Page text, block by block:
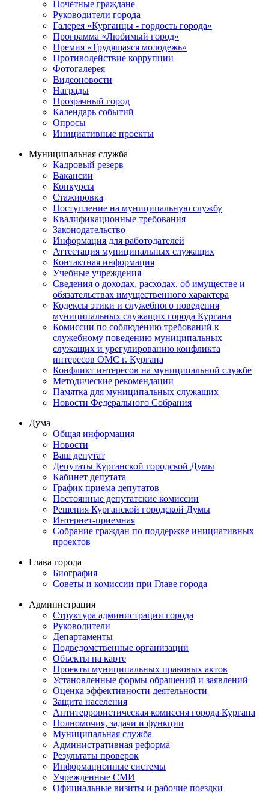
Почётные граждане
Руководители города
Галерея «Курганцы - гордость города»
Программа «Любимый город»
Премия «Трудящаяся молодежь»
Противодействие коррупции
Фотогалерея
Видеоновости
Награды
Прозрачный город
Календарь событий
Опросы
Инициативные проекты
Муниципальная служба
Кадровый резерв
Вакансии
Конкурсы
Стажировка
Поступление на муниципальную службу
Квалификационные требования
Законодательство
Информация для работодателей
Аттестация муниципальных служащих
Контактная информация
Учебные учреждения
Сведения о доходах, расходах, об имуществе и
обязательствах имущественного характера
Кодексы этики и служебного поведения
муниципальных служащих города Кургана
Комиссии по соблюдению требований к
служебному поведению муниципальных
служащих и урегулированию конфликта
интересов ОМС г. Кургана
Конфликт интересов на муниципальной службе
Методические рекомендации
Памятка для муниципальных служащих
Новости Федерального Cобрания
Дума
Общая информация
Новости
Ваш депутат
Депутаты Курганской городской Думы
Кабинет депутата
График приема депутатов
Постоянные депутатские комиссии
Решения Курганской городской Думы
Интернет-приемная
Собрание граждан по поддержке инициативных
проектов
Глава города
Биография
Советы и комиссии при Главе города
Администрация
Структура администрации города
Руководители
Департаменты
Подведомственные организации
Объекты на карте
Проекты муниципальных правовых актов
Установленные формы обращений и заявлений
Оценка эффективности деятельности
Защита населения
Антитеррористическая комиссия города Кургана
Полномочия, задачи и функции
Муниципальная служба
Административная реформа
Результаты проверок
Информационные системы
Учрежденные СМИ
Официальные визиты и рабочие поездки